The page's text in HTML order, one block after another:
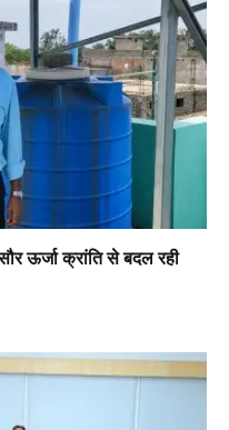
ऊर्जा क्रांति से बदल रही